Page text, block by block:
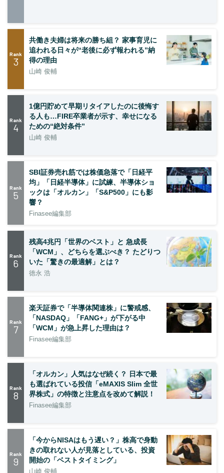
Rank
3
共働き夫婦は将来の勝ち組？ 家事育児に
追われる日々が“老後に必ず報われる”納
得の理由
山崎 俊輔
Rank
4
1億円貯めて早期リタイアしたのに後悔す
る人も…FIRE卒業者が示す、幸せになる
ための“絶対条件”
山崎 俊輔
Rank
5
SBI証券売れ筋では株価急落で「日経平
均」「日経半導体」に試練、半導体ショ
ックは「オルカン」「S&P500」にも影
響？
Finasee編集部
Rank
6
残高4兆円「世界のベスト」と 急成長
「WCM」、どちらを選ぶべき？ たどりつ
いた「驚きの最適解」とは？
徳永 浩
Rank
7
楽天証券で「半導体関連株」に警戒感、
「NASDAQ」「FANG+」が下がる中
「WCM」が急上昇した理由は？
Finasee編集部
Rank
8
「オルカン」人気はなぜ続く？ 日本で最
も選ばれている投信「eMAXIS Slim 全世
界株式」の特徴と注意点を改めて解説！
Finasee編集部
Rank
9
「今からNISAはもう遅い？」株高で身動
きの取れない人が見落としている、投資
開始の「ベストタイミング」
山崎 俊輔